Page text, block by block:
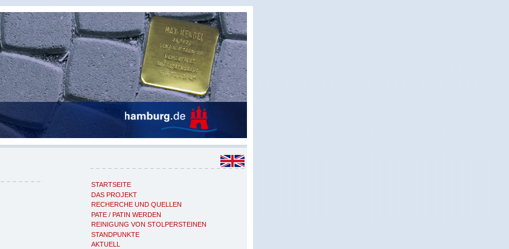
STARTSEITE
DAS PROJEKT
RECHERCHE UND QUELLEN
PATE / PATIN WERDEN
REINIGUNG VON STOLPERSTEINEN
STANDPUNKTE
AKTUELL